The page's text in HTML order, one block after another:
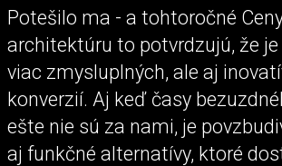
Potešilo ma - a tohtoročné
architektúru to potvrdzujú, že
viac zmysluplných, ale aj
konverzií. Aj keď časy
ešte nie sú za nami, je
aj funkčné alternatívy, ktoré